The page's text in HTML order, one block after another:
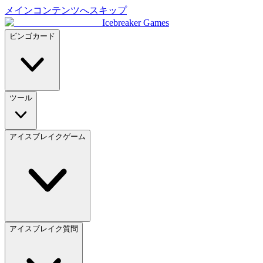
メインコンテンツへスキップ
Icebreaker Games
ビンゴカード
ツール
アイスブレイクゲーム
アイスブレイク質問